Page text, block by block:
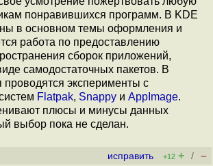
понравившихся программ. В KDE
в основном темы оформления и
работа по предоставлению
сборок приложений,
самодостаточных пакетов. В
эксперименты с
Flatpak, Snappy и AppImage.
плюсы и минусы данных
выбор пока не сделан.
исправить +12 + / –